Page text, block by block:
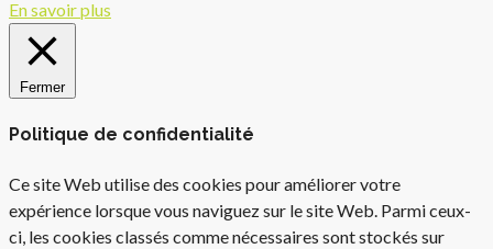
En savoir plus
Fermer
Politique de confidentialité
Ce site Web utilise des cookies pour améliorer votre
expérience lorsque vous naviguez sur le site Web. Parmi ceux-
ci, les cookies classés comme nécessaires sont stockés sur